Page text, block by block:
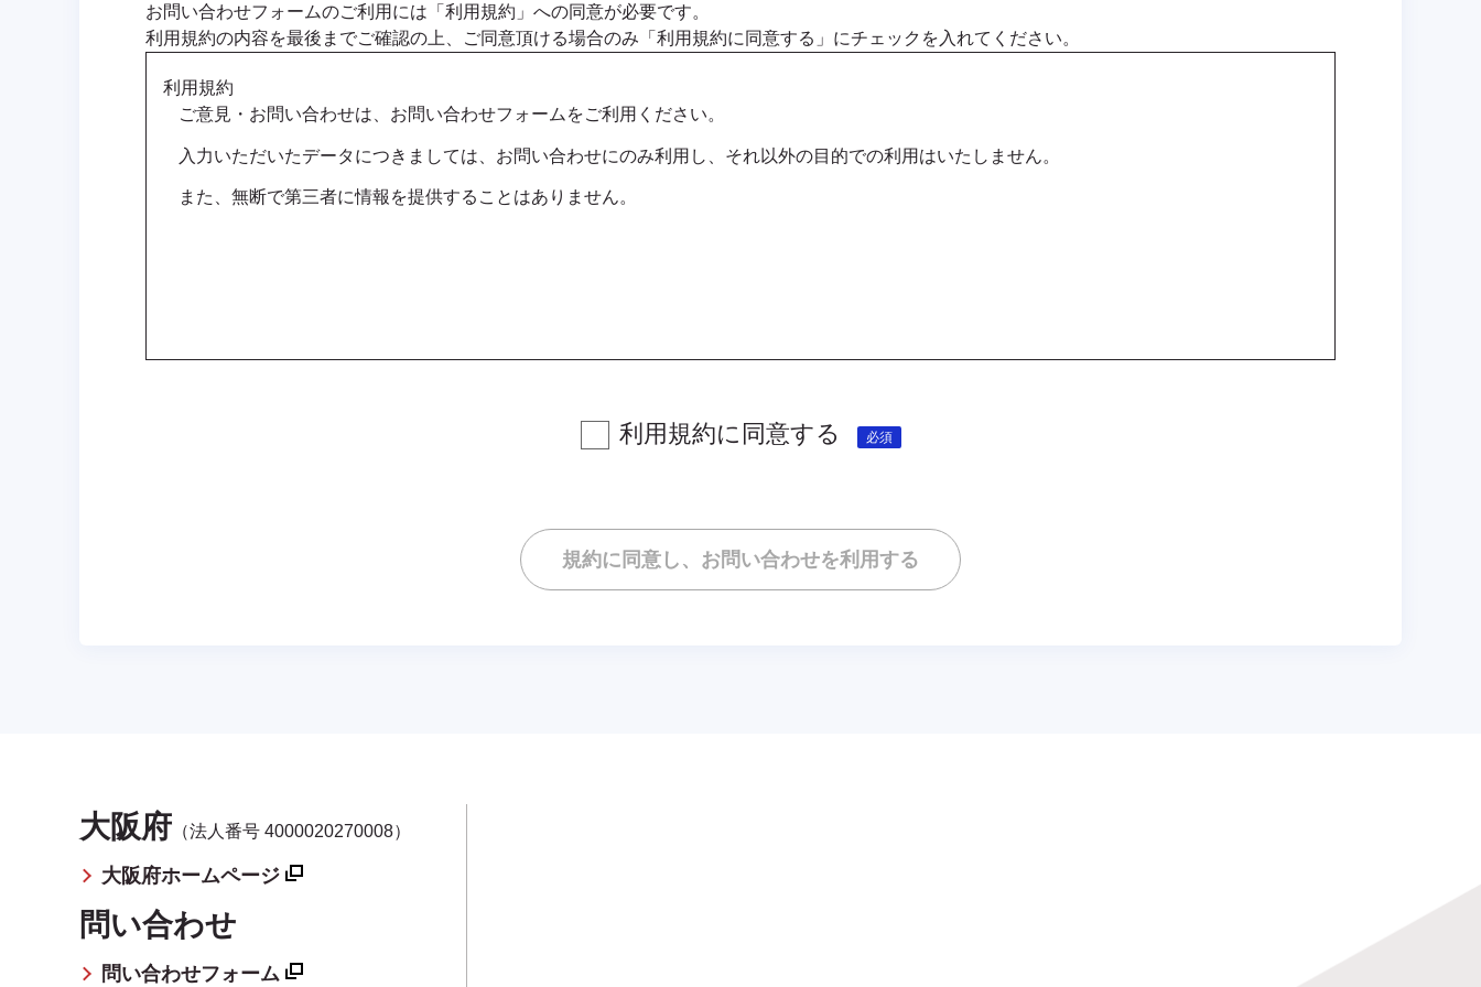
お問い合わせフォームのご利用には「利用規約」への同意が必要です。
利用規約の内容を最後までご確認の上、ご同意頂ける場合のみ「利用規約に同意する」にチェックを入れてください。
利用規約
ご意見・お問い合わせは、お問い合わせフォームをご利用ください。
入力いただいたデータにつきましては、お問い合わせにのみ利用し、それ以外の目的での利用はいたしません。
また、無断で第三者に情報を提供することはありません。
利用規約に同意する 必須
大阪府 （法人番号 4000020270008）
大阪府ホームページ
問い合わせ
問い合わせフォーム